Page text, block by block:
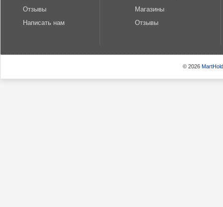
Отзывы
Написать нам
Магазины
Отзывы
© 2026